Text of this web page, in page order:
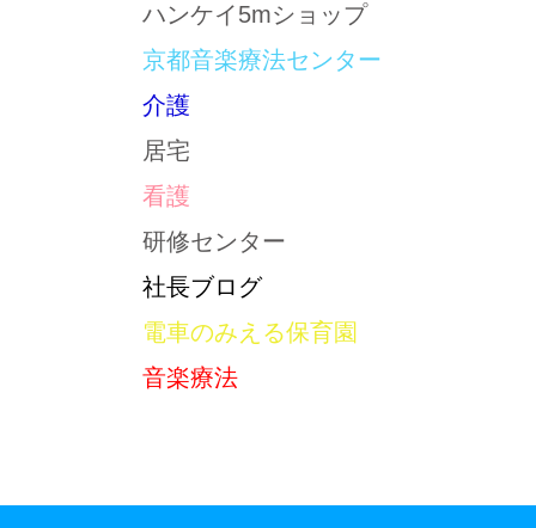
ハンケイ5mショップ
京都音楽療法センター
介護
居宅
看護
研修センター
社長ブログ
電車のみえる保育園
音楽療法